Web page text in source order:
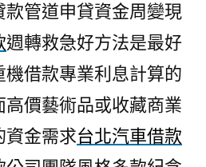
管道申貸資金周變現
週轉救急好方法是最好
借款專業利息計算的
高價藝術品或收藏商業
資金需求台北汽車借款